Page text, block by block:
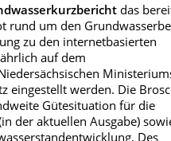
das
rund um den
zu den internetbasierten
auf dem
eingestellt werden. Die
Gütesituation für die
der aktuellen Ausgabe)
Des